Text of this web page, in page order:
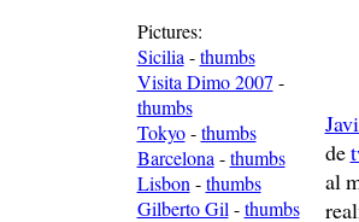
Pictures:
Sicilia -thumbs
Visita Dimo 2007 -
thumbs
Tokyo-thumbs
Barcelona -thumbs
Lisbon -thumbs
Gilberto Gil -thumbs
de
al